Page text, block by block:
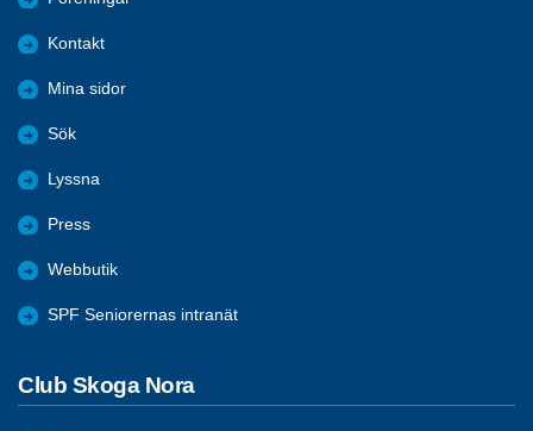
Kontakt
Mina sidor
Sök
Lyssna
Press
Webbutik
SPF Seniorernas intranät
Club Skoga Nora